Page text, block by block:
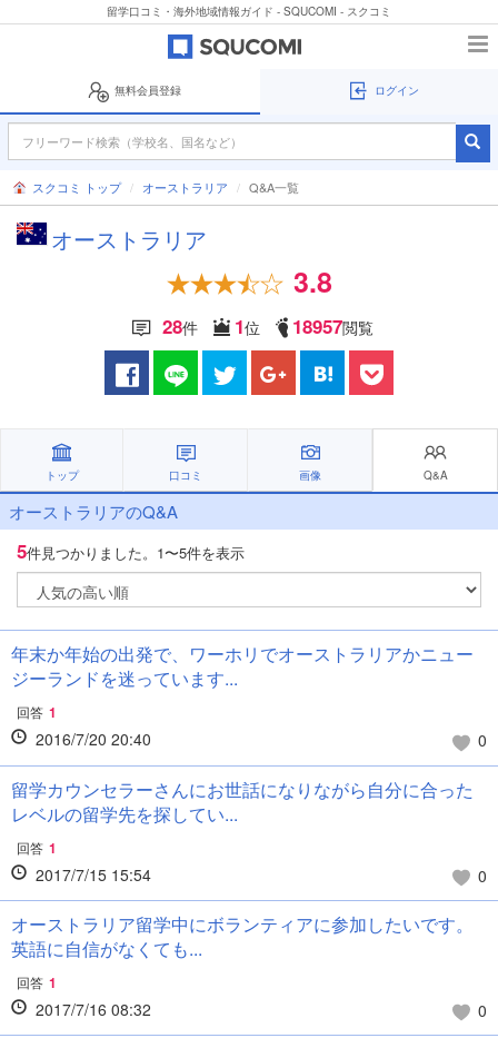
留学口コミ・海外地域情報ガイド - SQUCOMI - スクコミ
無料会員登録 ログイン
スクコミ トップ オーストラリア Q&A一覧
オーストラリア
3.8
28件 1位 18957閲覧
トップ 口コミ 画像 Q&A
オーストラリアのQ&A
5件見つかりました。 1〜5件を表示
年末か年始の出発で、ワーホリでオーストラリアかニュー
ジーランドを迷っています...
回答 1
2016/7/20 20:40 0
留学カウンセラーさんにお世話になりながら自分に合った
レベルの留学先を探してい...
回答 1
2017/7/15 15:54 0
オーストラリア留学中にボランティアに参加したいです。
英語に自信がなくても...
回答 1
2017/7/16 08:32 0